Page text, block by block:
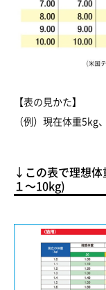
【表の見かた】
（例）現在体重
↓この表で理想体
１～10kg)